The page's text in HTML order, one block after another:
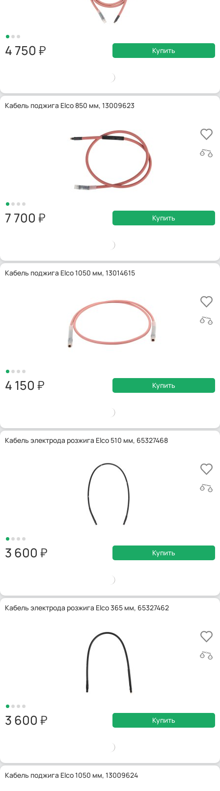
4 750 Купить
Кабель поджига Elco 850 мм, 13009623
7 700 Купить
Кабель поджига Elco 1050 мм, 13014615
4 150 Купить
Кабель электрода розжига Elco 510 мм, 65327468
3 600 Купить
Кабель электрода розжига Elco 365 мм, 65327462
3 600 Купить
Кабель поджига Elco 1050 мм, 13009624